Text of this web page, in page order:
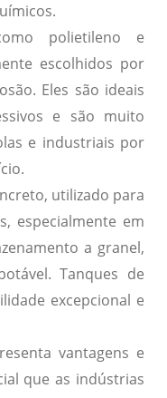
polietileno e
escolhidos por
Eles são ideais
e são muito
e industriais por
, utilizado para
especialmente em
a granel,
Tanques de
excepcional e
vantagens e
que as indústrias